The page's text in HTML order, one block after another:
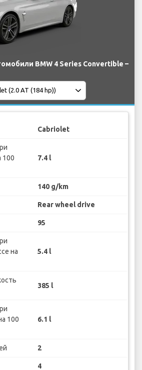
BMW 4 Series Convertible –
Cabriolet
100
7.4 l
140 g/km
Rear wheel drive
95
на
5.4 l
385 l
100
6.1 l
2
4